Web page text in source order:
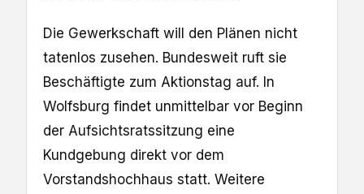
Die Gewerkschaft will den Plänen nicht
tatenlos zusehen. Bundesweit ruft sie
Beschäftigte zum Aktionstag auf. In
Wolfsburg findet unmittelbar vor Beginn
der Aufsichtsratssitzung eine
Kundgebung direkt vor dem
Vorstandshochhaus statt. Weitere